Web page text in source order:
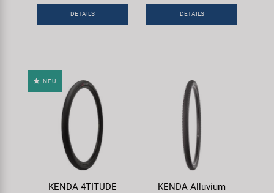
DETAILS DETAILS
NEU
KENDA 4TITUDE
KENDA Alluvium